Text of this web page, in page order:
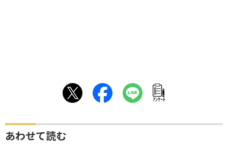
ｱﾝｹｰﾄ
あわせて読む